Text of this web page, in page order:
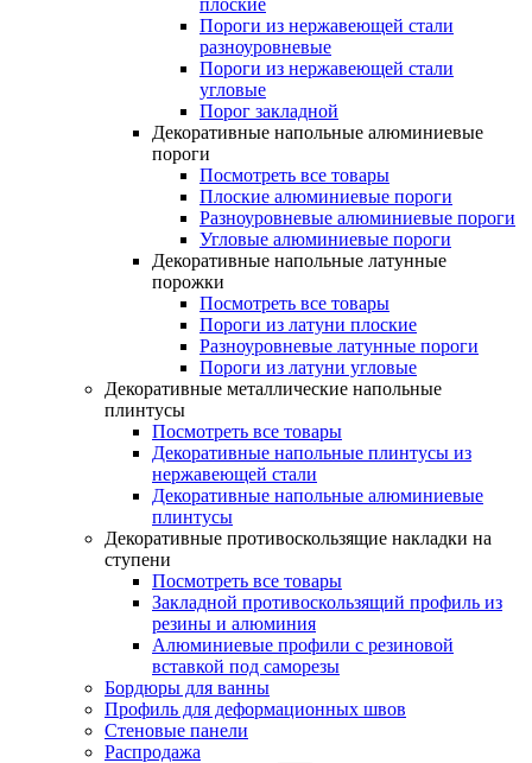
плоские
Пороги из нержавеющей стали
разноуровневые
Пороги из нержавеющей стали
угловые
Порог закладной
Декоративные напольные алюминиевые
пороги
Посмотреть все товары
Плоские алюминиевые пороги
Разноуровневые алюминиевые пороги
Угловые алюминиевые пороги
Декоративные напольные латунные
порожки
Посмотреть все товары
Пороги из латуни плоские
Разноуровневые латунные пороги
Пороги из латуни угловые
Декоративные металлические напольные
плинтусы
Посмотреть все товары
Декоративные напольные плинтусы из
нержавеющей стали
Декоративные напольные алюминиевые
плинтусы
Декоративные противоскользящие накладки на
ступени
Посмотреть все товары
Закладной противоскользящий профиль из
резины и алюминия
Алюминиевые профили с резиновой
вставкой под саморезы
Бордюры для ванны
Профиль для деформационных швов
Стеновые панели
Распродажа